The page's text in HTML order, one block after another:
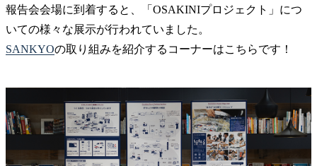
報告会会場に到着すると、「OSAKINIプロジェクト」につ
いての様々な展示が行われていました。
SANKYOの取り組みを紹介するコーナーはこちらです！